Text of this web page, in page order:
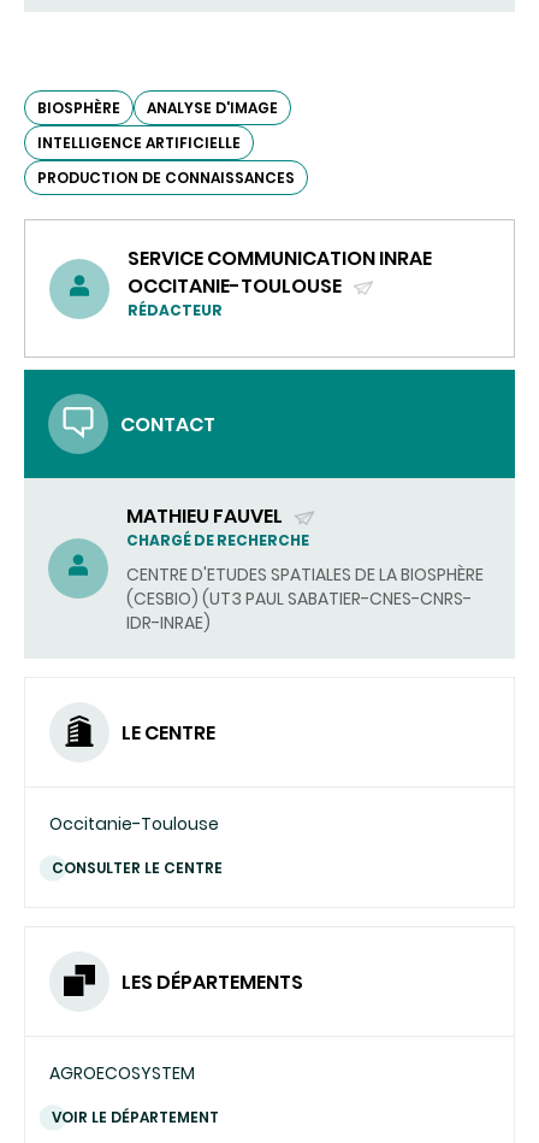
BIOSPHÈRE
ANALYSE D'IMAGE
INTELLIGENCE ARTIFICIELLE
PRODUCTION DE CONNAISSANCES
SERVICE COMMUNICATION INRAE
OCCITANIE-TOULOUSE
(ENVOYER
COURRIEL)
RÉDACTEUR
CONTACT
MATHIEU FAUVEL
(ENVOYER
UN
COURRIEL)
CHARGÉ DE RECHERCHE
CENTRE D'ETUDES SPATIALES DE LA BIOSPHÈRE
(CESBIO) (UT3 PAUL SABATIER-CNES-CNRS-
IDR-INRAE)
LE CENTRE
Occitanie-Toulouse
CONSULTER LE CENTRE
LES DÉPARTEMENTS
AGROECOSYSTEM
VOIR LE DÉPARTEMENT